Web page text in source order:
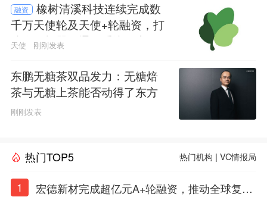
融资
橡树清溪科技连续完成数
千万天使轮及天使+轮融资，打
造人形机器人通用系统及应用
天使 刚刚发表
东鹏无糖茶双品发力：无糖焙
茶与无糖上茶能否动得了东方
树叶的茶饮江山
刚刚发表
热门TOP5 热门机构 |VC情报局
1
宏德新材完成超亿元A+轮融资，推动全球复合